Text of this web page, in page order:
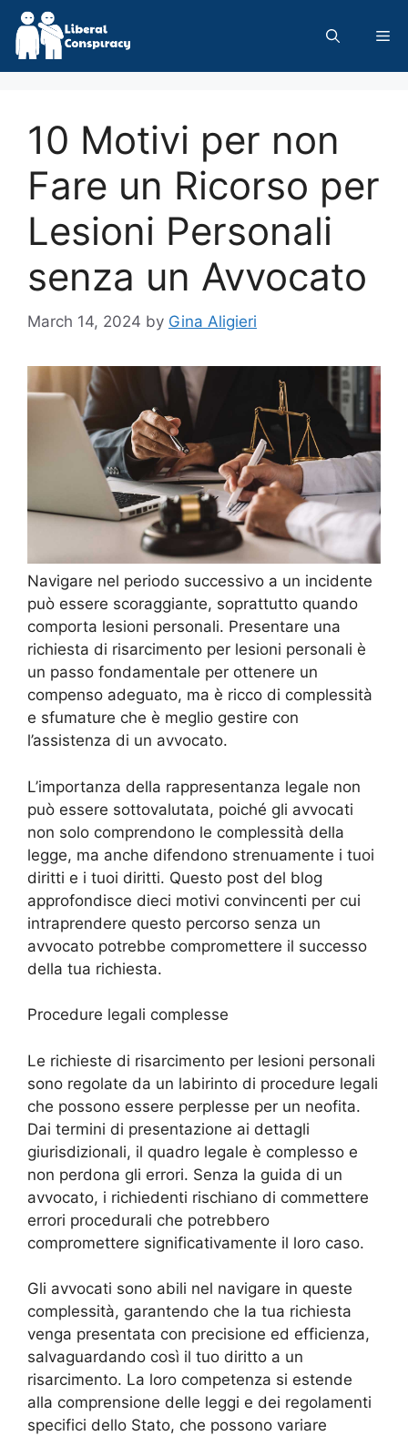
Skip
content
10 Motivi per non
Fare un Ricorso per
Lesioni Personali
senza un Avvocato
March 14, 2024 by Gina Aligieri
Navigare nel periodo successivo a un incidente
può essere scoraggiante, soprattutto quando
comporta lesioni personali. Presentare una
richiesta di risarcimento per lesioni personali è
un passo fondamentale per ottenere un
compenso adeguato, ma è ricco di complessità
e sfumature che è meglio gestire con
l’assistenza di un avvocato.
L’importanza della rappresentanza legale non
può essere sottovalutata, poiché gli avvocati
non solo comprendono le complessità della
legge, ma anche difendono strenuamente i tuoi
diritti e i tuoi diritti. Questo post del blog
approfondisce dieci motivi convincenti per cui
intraprendere questo percorso senza un
avvocato potrebbe compromettere il successo
della tua richiesta.
Procedure legali complesse
Le richieste di risarcimento per lesioni personali
sono regolate da un labirinto di procedure legali
che possono essere perplesse per un neofita.
Dai termini di presentazione ai dettagli
giurisdizionali, il quadro legale è complesso e
non perdona gli errori. Senza la guida di un
avvocato, i richiedenti rischiano di commettere
errori procedurali che potrebbero
compromettere significativamente il loro caso.
Gli avvocati sono abili nel navigare in queste
complessità, garantendo che la tua richiesta
venga presentata con precisione ed efficienza,
salvaguardando così il tuo diritto a un
risarcimento. La loro competenza si estende
alla comprensione delle leggi e dei regolamenti
specifici dello Stato, che possono variare